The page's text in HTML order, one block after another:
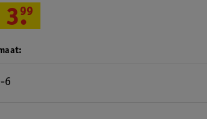
3.
99
6